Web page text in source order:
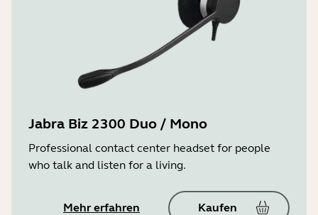
Jabra Biz 2300 Duo / Mono
Professional contact center headset for people
who talk and listen for a living.
Mehr erfahren Kaufen